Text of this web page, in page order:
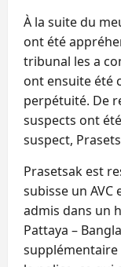
À la suite du
ont été
tribunal les a
ont ensuite été
perpétuité. De
suspects ont
suspect,
Prasetsak est
subisse un
admis dans un
Pattaya –
supplémentaire